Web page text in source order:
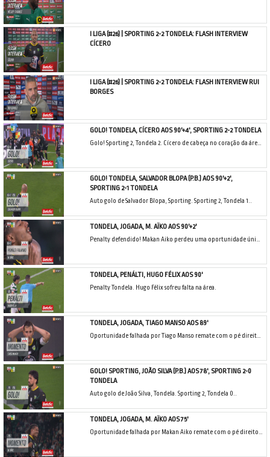
I LIGA (#26) | SPORTING 2-2 TONDELA: FLASH INTERVIEW
CÍCERO
I LIGA (#26) | SPORTING 2-2 TONDELA: FLASH INTERVIEW RUI
BORGES
GOLO! TONDELA, CÍCERO AOS 90'+4', SPORTING 2-2 TONDELA
Golo! Sporting 2, Tondela 2. Cícero de cabeça no coração da área resultante do canto.
GOLO! TONDELA, SALVADOR BLOPA (P.B.) AOS 90'+2',
SPORTING 2-1 TONDELA
Auto golo de Salvador Blopa, Sporting. Sporting 2, Tondela 1..
TONDELA, JOGADA, M. AÏKO AOS 90'+2'
Penalty defendido! Makan Aiko perdeu uma oportunidade única, remate com o pé direito defendido.
TONDELA, PENÁLTI, HUGO FÉLIX AOS 90'
Penalty Tondela. Hugo Félix sofreu falta na área.
TONDELA, JOGADA, TIAGO MANSO AOS 89'
Oportunidade falhada por Tiago Manso remate com o pé direito no coração da área. Assistência de Joe Hodge com um cruzamento para a área.
GOLO! SPORTING, JOÃO SILVA (P.B.) AOS 78', SPORTING 2-0
TONDELA
Auto golo de João Silva, Tondela. Sporting 2, Tondela 0..
TONDELA, JOGADA, M. AÏKO AOS 75'
Oportunidade falhada por Makan Aiko remate com o pé direito de fora da área de livre directo.